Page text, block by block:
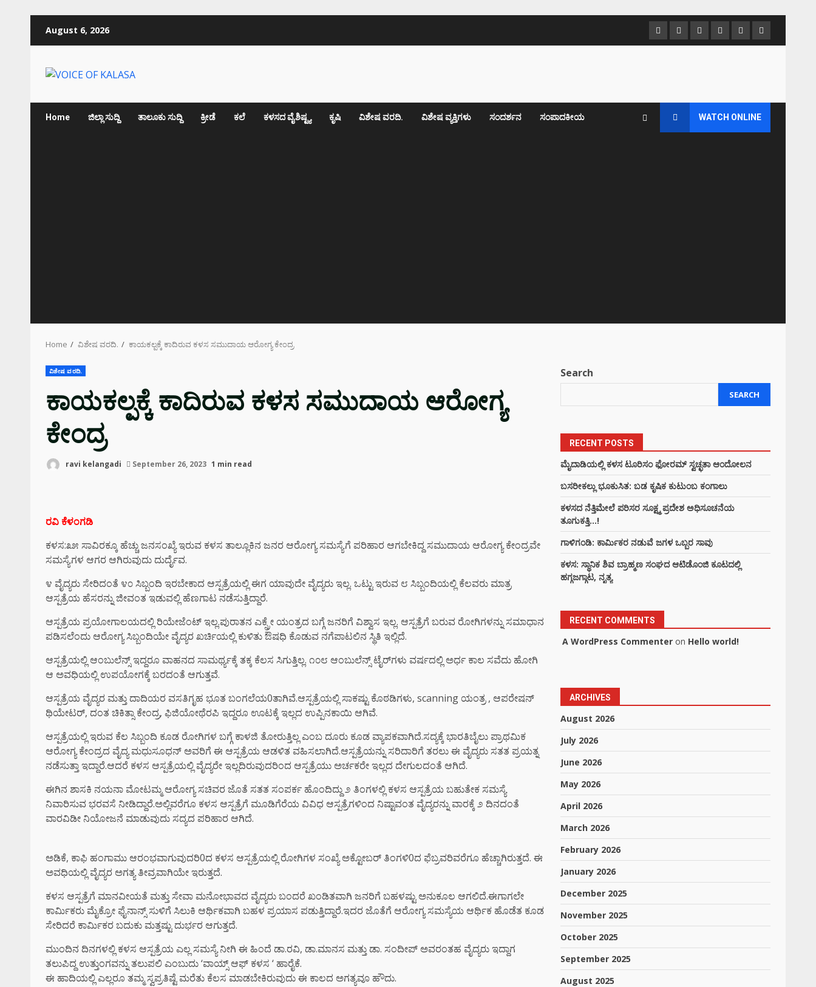
August 6, 2026 Facebook
TwitterInstagram
Youtube
VK LinkedIn
Home ಜಿಲ್ಲಾ ಸುದ್ದಿ ತಾಲೂಕು ಸುದ್ದಿ ಕ್ರೀಡೆ ಕಲೆ ಕಳಸದ ವೈಶಿಷ್ಟ್ಯ ಕೃಷಿ ವಿಶೇಷ ವರದಿ. ವಿಶೇಷ ವ್ಯಕ್ತಿಗಳು ಸಂದರ್ಶನ ಸಂಪಾದಕೀಯ WATCH ONLINE
Home ವಿಶೇಷ ವರದಿ. ಕಾಯಕಲ್ಪಕ್ಕೆ ಕಾದಿರುವ ಕಳಸ ಸಮುದಾಯ ಆರೋಗ್ಯ ಕೇಂದ್ರ
ವಿಶೇಷ ವರದಿ.
ಕಾಯಕಲ್ಪಕ್ಕೆ ಕಾದಿರುವ ಕಳಸ ಸಮುದಾಯ ಆರೋಗ್ಯ
ಕೇಂದ್ರ
ravi kelangadi September 26, 2023 1 min read
ರವಿ ಕೆಳಂಗಡಿ
ಕಳಸ:೩೫ ಸಾವಿರಕ್ಕೂ ಹೆಚ್ಚು ಜನಸಂಖ್ಯೆ ಇರುವ ಕಳಸ ತಾಲ್ಲೂಕಿನ ಜನರ ಆರೋಗ್ಯ ಸಮಸ್ಯೆಗೆ ಪರಿಹಾರ ಆಗಬೇಕಿದ್ದ ಸಮುದಾಯ ಆರೋಗ್ಯ ಕೇಂದ್ರವೇ
ಸಮಸ್ಯೆಗಳ ಆಗರ ಆಗಿರುವುದು ದುರ್ದೈವ.
೪ ವೈದ್ಯರು ಸೇರಿದಂತೆ ೪೦ ಸಿಬ್ಬಂದಿ ಇರಬೇಕಾದ ಆಸ್ಪತ್ರೆಯಲ್ಲಿ ಈಗ ಯಾವುದೇ ವೈದ್ಯರು ಇಲ್ಲ. ಒಟ್ಟು ಇರುವ ೮ ಸಿಬ್ಬಂದಿಯಲ್ಲಿ ಕೆಲವರು ಮಾತ್ರ
ಆಸ್ಪತ್ರೆಯ ಹೆಸರನ್ನು ಜೀವಂತ ಇಡುವಲ್ಲಿ ಹೆಣಗಾಟ ನಡೆಸುತ್ತಿದ್ದಾರೆ.
ಆಸ್ಪತ್ರೆಯ ಪ್ರಯೋಗಾಲಯದಲ್ಲಿ ರಿಯೇಜೆಂಟ್ ಇಲ್ಲ.ಪುರಾತನ ಎಕ್ಸ್ರೇ ಯಂತ್ರದ ಬಗ್ಗೆ ಜನರಿಗೆ ವಿಶ್ವಾಸ ಇಲ್ಲ. ಆಸ್ಪತ್ರೆಗೆ ಬರುವ ರೋಗಿಗಳನ್ನು ಸಮಾಧಾನ
ಪಡಿಸಲೆಂದು ಆರೋಗ್ಯ ಸಿಬ್ಬಂದಿಯೇ ವೈದ್ಯರ ಖರ್ಚಿಯಲ್ಲಿ ಕುಳಿತು ಔಷಧಿ ಕೊಡುವ ನಗೆಪಾಟಲಿನ ಸ್ಥಿತಿ ಇಲ್ಲಿದೆ.
ಆಸ್ಪತ್ರೆಯಲ್ಲಿ ಆಂಬುಲೆನ್ಸ್ ಇದ್ದರೂ ವಾಹನದ ಸಾಮರ್ಥ್ಯಕ್ಕೆ ತಕ್ಕ ಕೆಲಸ ಸಿಗುತ್ತಿಲ್ಲ. ೧೦೮ ಆಂಬುಲೆನ್ಸ್ ಟೈರ್‌ಗಳು ವರ್ಷದಲ್ಲಿ ಅರ್ಧ ಕಾಲ ಸವೆದು ಹೋಗಿ
ಆ ಅವಧಿಯಲ್ಲಿ ಉಪಯೋಗಕ್ಕೆ ಬರದಂತೆ ಆಗುತ್ತವೆ.
ಆಸ್ಪತ್ರೆಯ ವೈದ್ಯರ ಮತ್ತು ದಾದಿಯರ ವಸತಿಗೃಹ ಭೂತ ಬಂಗಲೆಯ0ತಾಗಿವೆ.ಆಸ್ಪತ್ರೆಯಲ್ಲಿ ಸಾಕಷ್ಟು ಕೊಠಡಿಗಳು, scanning ಯಂತ್ರ , ಆಪರೇಷನ್
ಥಿಯೇಟರ್, ದಂತ ಚಿಕಿತ್ಸಾ ಕೇಂದ್ರ, ಫಿಜಿಯೋಥೆರಪಿ ಇದ್ದರೂ ಊಟಕ್ಕೆ ಇಲ್ಲದ ಉಪ್ಪಿನಕಾಯಿ ಆಗಿವೆ.
ಆಸ್ಪತ್ರೆಯಲ್ಲಿ ಇರುವ ಕೆಲ ಸಿಬ್ಬಂದಿ ಕೂಡ ರೋಗಿಗಳ ಬಗ್ಗೆ ಕಾಳಜಿ ತೋರುತ್ತಿಲ್ಲ ಎಂಬ ದೂರು ಕೂಡ ವ್ಯಾಪಕವಾಗಿದೆ.ಸದ್ಯಕ್ಕೆ ಭಾರತಿಬೈಲು ಪ್ರಾಥಮಿಕ
ಆರೋಗ್ಯ ಕೇಂದ್ರದ ವೈದ್ಯ ಮಧುಸೂಧನ್ ಅವರಿಗೆ ಈ ಆಸ್ಪತ್ರೆಯ ಆಡಳಿತ ವಹಿಸಲಾಗಿದೆ.ಆಸ್ಪತ್ರೆಯನ್ನು ಸರಿದಾರಿಗೆ ತರಲು ಈ ವೈದ್ಯರು ಸತತ ಪ್ರಯತ್ನ
ನಡೆಸುತ್ತಾ ಇದ್ದಾರೆ.ಆದರೆ ಕಳಸ ಆಸ್ಪತ್ರೆಯಲ್ಲಿ ವೈದ್ಯರೇ ಇಲ್ಲದಿರುವುದರಿಂದ ಆಸ್ಪತ್ರೆಯು ಅರ್ಚಕರೇ ಇಲ್ಲದ ದೇಗುಲದಂತೆ ಆಗಿದೆ.
ಈಗಿನ ಶಾಸಕಿ ನಯನಾ ಮೋಟಮ್ಮ ಆರೋಗ್ಯ ಸಚಿವರ ಜೊತೆ ಸತತ ಸಂಪರ್ಕ ಹೊಂದಿದ್ದು ೨ ತಿಂಗಳಲ್ಲಿ ಕಳಸ ಆಸ್ಪತ್ರೆಯ ಬಹುತೇಕ ಸಮಸ್ಯೆ
ನಿವಾರಿಸುವ ಭರವಸೆ ನೀಡಿದ್ದಾರೆ.ಅಲ್ಲಿವರೆಗೂ ಕಳಸ ಆಸ್ಪತ್ರೆಗೆ ಮೂಡಿಗೆರೆಯ ವಿವಿಧ ಆಸ್ಪತ್ರೆಗಳಿಂದ ನಿಷ್ಟಾವಂತ ವೈದ್ಯರನ್ನು ವಾರಕ್ಕೆ ೨ ದಿನದಂತೆ
ವಾರವಿಡೀ ನಿಯೋಜನೆ ಮಾಡುವುದು ಸದ್ಯದ ಪರಿಹಾರ ಆಗಿದೆ.
ಅಡಿಕೆ, ಕಾಫಿ ಹಂಗಾಮು ಆರಂಭವಾಗುವುದರಿ0ದ ಕಳಸ ಆಸ್ಪತ್ರೆಯಲ್ಲಿ ರೋಗಿಗಳ ಸಂಖ್ಯೆ ಅಕ್ಟೋಬರ್ ತಿಂಗಳಿ0ದ ಫೆಬ್ರವರಿವರೆಗೂ ಹೆಚ್ಚಾಗಿರುತ್ತದೆ. ಈ
ಅವಧಿಯಲ್ಲಿ ವೈದ್ಯರ ಅಗತ್ಯ ತೀವ್ರವಾಗಿಯೇ ಇರುತ್ತದೆ.
ಕಳಸ ಆಸ್ಪತ್ರೆಗೆ ಮಾನವೀಯತೆ ಮತ್ತು ಸೇವಾ ಮನೋಭಾವದ ವೈದ್ಯರು ಬಂದರೆ ಖಂಡಿತವಾಗಿ ಜನರಿಗೆ ಬಹಳಷ್ಟು ಅನುಕೂಲ ಆಗಲಿದೆ.ಈಗಾಗಲೇ
ಕಾರ್ಮಿಕರು ಮೈಕ್ರೋ ಫೈನಾನ್ಸ್ ಸುಳಿಗೆ ಸಿಲುಕಿ ಆರ್ಥಿಕವಾಗಿ ಬಹಳ ಪ್ರಯಾಸ ಪಡುತ್ತಿದ್ದಾರೆ.ಇದರ ಜೊತೆಗೆ ಆರೋಗ್ಯ ಸಮಸ್ಯೆಯ ಆರ್ಥಿಕ ಹೊಡೆತ ಕೂಡ
ಸೇರಿದರೆ ಕಾರ್ಮಿಕರ ಬದುಕು ಮತ್ತಷ್ಟು ದುರ್ಭರ ಆಗುತ್ತದೆ.
ಮುಂದಿನ ದಿನಗಳಲ್ಲಿ ಕಳಸ ಆಸ್ಪತ್ರೆಯ ಎಲ್ಲ ಸಮಸ್ಯೆ ನೀಗಿ ಈ ಹಿಂದೆ ಡಾ.ರವಿ, ಡಾ.ಮಾನಸ ಮತ್ತು ಡಾ. ಸಂದೀಪ್ ಅವರಂತಹ ವೈದ್ಯರು ಇದ್ದಾಗ
ತಲುಪಿದ್ದ ಉತ್ತುಂಗವನ್ನು ತಲುಪಲಿ ಎಂಬುದು ‘ವಾಯ್ಸ್ ಆಫ್ ಕಳಸ ‘ ಹಾರೈಕೆ.
ಈ ಹಾದಿಯಲ್ಲಿ ಎಲ್ಲರೂ ತಮ್ಮ ಸ್ವಪ್ರತಿಷ್ಟೆ ಮರೆತು ಕೆಲಸ ಮಾಡಬೇಕಿರುವುದು ಈ ಕಾಲದ ಅಗತ್ಯವೂ ಹೌದು.
Search
SEARCH
RECENT POSTS
ಮೈದಾಡಿಯಲ್ಲಿ ಕಳಸ ಟೂರಿಸಂ ಫೋರಮ್ ಸ್ವಚ್ಛತಾ ಆಂದೋಲನ
ಬಸರೀಕಲ್ಲು ಭೂಕುಸಿತ: ಬಡ ಕೃಷಿಕ ಕುಟುಂಬ ಕಂಗಾಲು
ಕಳಸದ ನೆತ್ತಿಮೇಲೆ ಪರಿಸರ ಸೂಕ್ಷ್ಮ ಪ್ರದೇಶ ಅಧಿಸೂಚನೆಯ
ತೂಗುಕತ್ತಿ…!
ಗಾಳಿಗಂಡಿ: ಕಾರ್ಮಿಕರ ನಡುವೆ ಜಗಳ ಒಬ್ಬರ ಸಾವು
ಕಳಸ: ಸ್ಥಾನಿಕ ಶಿವ ಬ್ರಾಹ್ಮಣ ಸಂಘದ ಆಟಿಡೊಂಜಿ ಕೂಟದಲ್ಲಿ
ಹಗ್ಗಜಗ್ಗಾಟ, ನೃತ್ಯ
RECENT COMMENTS
A WordPress Commenter on Hello world!
ARCHIVES
August 2026
July 2026
June 2026
May 2026
April 2026
March 2026
February 2026
January 2026
December 2025
November 2025
October 2025
September 2025
August 2025